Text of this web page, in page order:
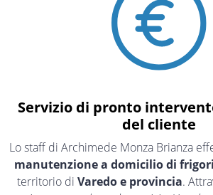
Servizio di pronto
del cliente
Lo staff di Archimede Monza Brianza
manutenzione a domicilio di
territorio di Varedo e provincia.